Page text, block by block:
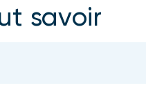
savoir